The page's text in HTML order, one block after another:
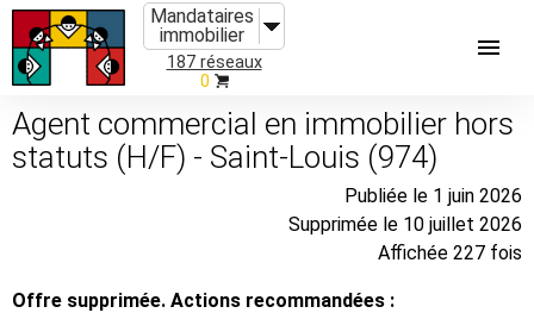
Mandataires
immobilier
187 réseaux
0
Agent commercial en immobilier hors
statuts (H/F) - Saint-Louis (974)
Publiée le 1 juin 2026
Supprimée le 10 juillet 2026
Affichée 227 fois
Offre supprimée. Actions recommandées :